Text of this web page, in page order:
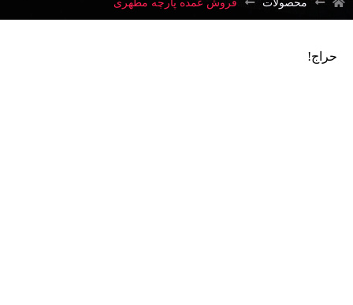
محصولات فروش عمده پارچه مطهری
حراج!